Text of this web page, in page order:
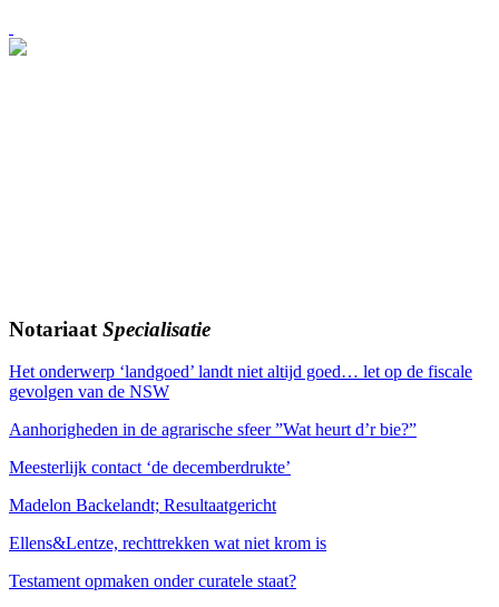
Notariaat Specialisatie
Het onderwerp ‘landgoed’ landt niet altijd goed… let op de fiscale
gevolgen van de NSW
Aanhorigheden in de agrarische sfeer ”Wat heurt d’r bie?”
Meesterlijk contact ‘de decemberdrukte’
Madelon Backelandt; Resultaatgericht
Ellens&Lentze, rechttrekken wat niet krom is
Testament opmaken onder curatele staat?